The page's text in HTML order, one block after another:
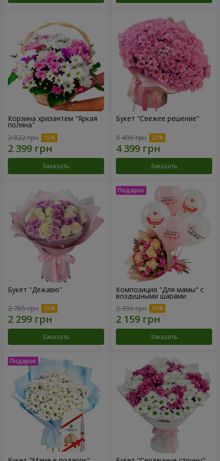
Корзина хризантем "Яркая
поляна"
2 822 грн
Заказать
Букет "Свежее решение"
5 499 грн
Заказать
Букет "Дежавю"
2 705 грн
Заказать
Композиция "Для мамы" с
воздушными шарами
2 399 грн
Заказать